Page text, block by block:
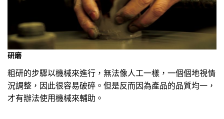
研磨
粗研的步驟以機械來進行，無法像人工一樣，一個個地視情
況調整，因此很容易破碎。但是反而因為產品的品質均一，
才有辦法使用機械來輔助。